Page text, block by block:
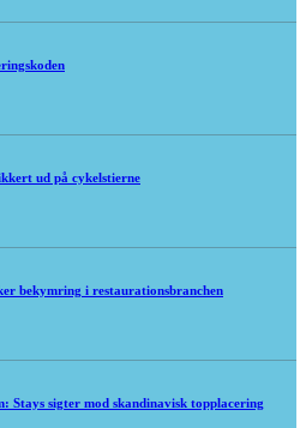
ud på cykelstierne
bekymring i restaurationsbranchen
Stays sigter mod skandinavisk topplacering